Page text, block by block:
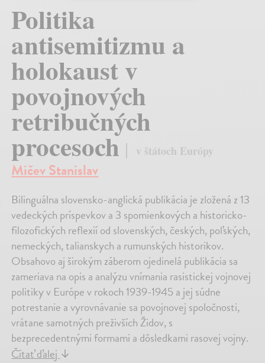
Politika
antisemitizmu a
holokaust v
povojnových
retribučných
procesoch v štátoch Európy
Mičev Stanislav
Bilinguálna slovensko-anglická publikácia je zložená z 13
vedeckých príspevkov a 3 spomienkových a historicko-
filozofických reflexií od slovenských, českých, poľských,
nemeckých, talianskych a rumunských historikov.
Obsahovo aj širokým záberom ojedinelá publikácia sa
zameriava na opis a analýzu vnímania rasistickej vojnovej
politiky v Európe v rokoch 1939-1945 a jej súdne
potrestanie a vyrovnávanie sa povojnovej spoločnosti,
vrátane samotných preživších Židov, s
bezprecedentnými formami a dôsledkami rasovej vojny.
Čítať ďalej ↓